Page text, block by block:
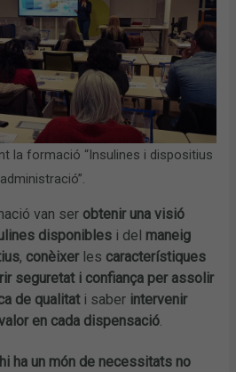
la formació “Insulines i dispositius
van ser obtenir una visió
disponibles i del maneig
, conèixerles característiques
seguretat i confiança per assolir
de qualitati saber intervenir
en cada dispensació.
ha un món de necessitats no